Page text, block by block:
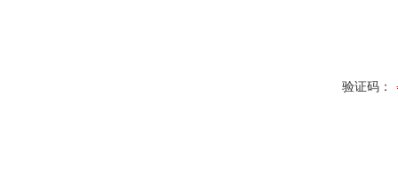
验证码：